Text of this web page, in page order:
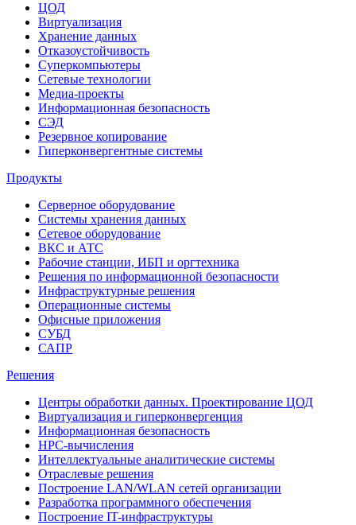
ЦОД
Виртуализация
Хранение данных
Отказоустойчивость
Суперкомпьютеры
Сетевые технологии
Медиа-проекты
Информационная безопасность
СЭД
Резервное копирование
Гиперконвергентные системы
Продукты
Серверное оборудование
Системы хранения данных
Сетевое оборудование
ВКС и АТС
Рабочие станции, ИБП и оргтехника
Решения по информационной безопасности
Инфраструктурные решения
Операционные системы
Офисные приложения
СУБД
САПР
Решения
Центры обработки данных. Проектирование ЦОД
Виртуализация и гиперконвергенция
Информационная безопасность
HPC-вычисления
Интеллектуальные аналитические системы
Отраслевые решения
Построение LAN/WLAN сетей организации
Разработка программного обеспечения
Построение IT-инфраструктуры